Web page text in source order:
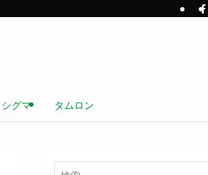
シグマ タムロン